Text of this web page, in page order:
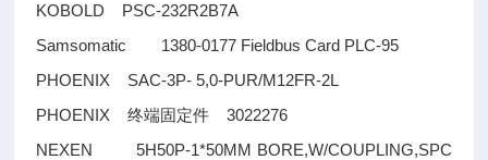
KOBOLD PSC-232R2B7A
Samsomatic 1380-0177 Fieldbus Card PLC-95
PHOENIX SAC-3P- 5,0-PUR/M12FR-2L
PHOENIX终端固定件 3022276
NEXEN 5H50P-1*50MM BORE,W/COUPLING,SPC